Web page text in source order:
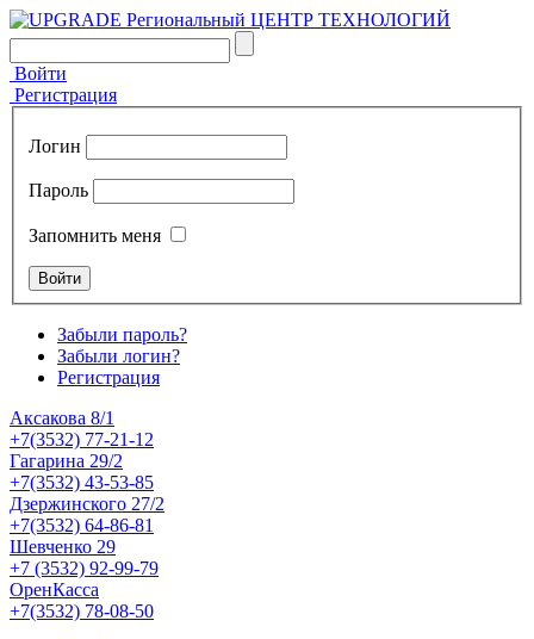
Войти
Регистрация
Логин
Пароль
Запомнить меня
Забыли пароль?
Забыли логин?
Регистрация
Аксакова 8/1
+7(3532) 77-21-12
Гагарина 29/2
+7(3532) 43-53-85
Дзержинского 27/2
+7(3532) 64-86-81
Шевченко 29
+7 (3532) 92-99-79
ОренКасса
+7(3532) 78-08-50